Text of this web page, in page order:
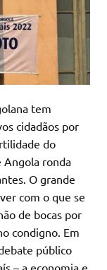
tem
cidadãos por
do
Angola ronda
O grande
com o que se
de bocas por
condigno. Em
público
– a economia e